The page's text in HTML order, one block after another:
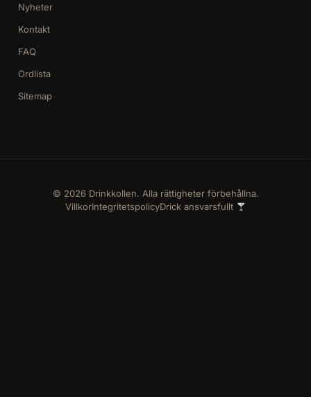
Nyheter
Kontakt
FAQ
Ordlista
Sitemap
VillkorIntegritetspolicyDrick ansvarsfullt
© 2026 Drinkkollen. Alla rättigheter förbehållna.